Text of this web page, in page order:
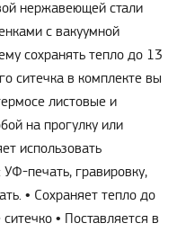
нержавеющей стали
с вакуумной
сохранять тепло до 13
ситечка в комплекте вы
листовые и
на прогулку или
использовать
печать, гравировку,
• Сохраняет тепло до
• Поставляется в